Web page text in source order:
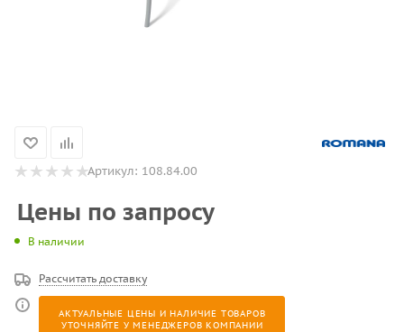
Артикул: 108.84.00
Цены по запросу
В наличии
Рассчитать доставку
АКТУАЛЬНЫЕ ЦЕНЫ И НАЛИЧИЕ ТОВАРОВ
УТОЧНЯЙТЕ У МЕНЕДЖЕРОВ КОМПАНИИ